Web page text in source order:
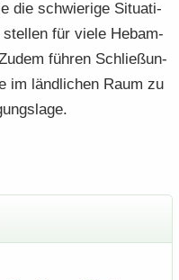
die schwie­ri­ge Si­tua­ti­
für viele Heb­am­
füh­ren Schlie­ßun­
im länd­li­chen Raum zu